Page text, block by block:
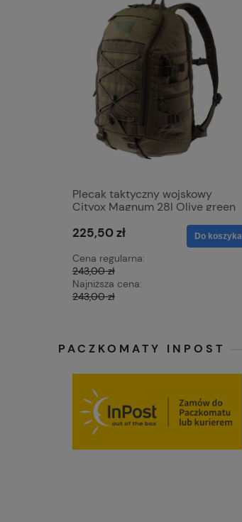
Plecak taktyczny wojskowy
Cityox Magnum 28l Olive green
225,50 zł
Cena regularna:
243,00 zł
Najniższa cena:
243,00 zł
Do koszyka
PACZKOMATY INPOST